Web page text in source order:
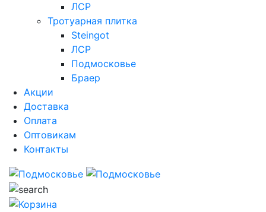
ЛСР
Тротуарная плитка
Steingot
ЛСР
Подмосковье
Браер
Акции
Доставка
Оплата
Оптовикам
Контакты